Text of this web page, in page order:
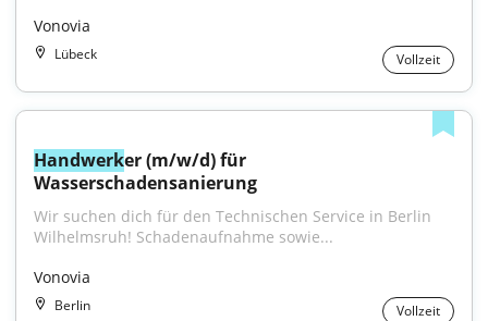
Vonovia
Lübeck Vollzeit
Handwerker (m/w/d) für
Wasserschadensanierung
Wir suchen dich für den Technischen Service in Berlin
Wilhelmsruh! Schadenaufnahme sowie...
Vonovia
Berlin Vollzeit